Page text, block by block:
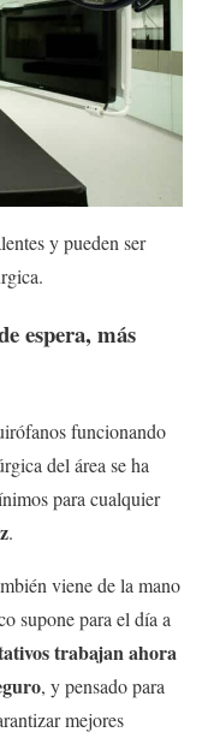
y pueden ser
espera, más
funcionando
del área se ha
para cualquier
.
viene de la mano
supone para el día a
trabajan ahora
, y pensado para
mejores